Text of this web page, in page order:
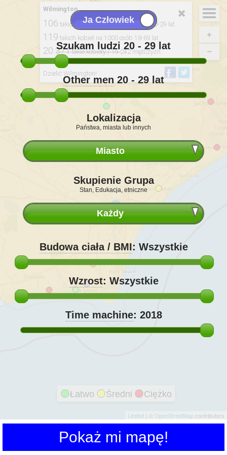
Wilmington
106 takich kobiety na 100 mężczyzn. 20-29 lat.
119 takich kobiet na 1000 osób 18-69 lat.
20 371takie kobiety / 19 242 mężczyzn.
Dzielić Wilmington!
Łatwo Średni Ciężko
Leaflet | © OpenStreetMapcontributors
Szukam ludzi 20 - 29 lat
Other men 20 - 29lat
Lokalizacja
Państwa, miasta lub innych
Miasto
Skupienie Grupa
Stan, Edukacja, etniczne
Każdy
Budowa ciała / BMI: Wszystkie
Wzrost: Wszystkie
Time machine: 2018
Pokaż mi mapę!